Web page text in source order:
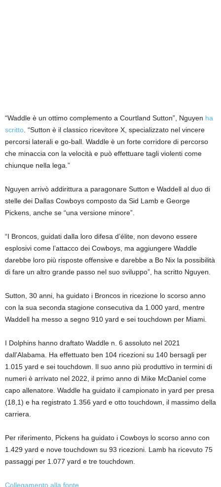
“Waddle è un ottimo complemento a Courtland Sutton”, Nguyen ha
scritto . “Sutton è il classico ricevitore X, specializzato nel vincere
percorsi laterali e go-ball. Waddle è un forte corridore di percorso
che minaccia con la velocità e può effettuare tagli violenti come
chiunque nella lega.”
Nguyen arrivò addirittura a paragonare Sutton e Waddell al duo di
stelle dei Dallas Cowboys composto da Sid Lamb e George
Pickens, anche se “una versione minore”.
“I Broncos, guidati dalla loro difesa d’élite, non devono essere
esplosivi come l’attacco dei Cowboys, ma aggiungere Waddle
darebbe loro più risposte offensive e darebbe a Bo Nix la possibilità
di fare un altro grande passo nel suo sviluppo”, ha scritto Nguyen.
Sutton, 30 anni, ha guidato i Broncos in ricezione lo scorso anno
con la sua seconda stagione consecutiva da 1.000 yard, mentre
Waddell ha messo a segno 910 yard e sei touchdown per Miami.
I Dolphins hanno draftato Waddle n. 6 assoluto nel 2021
dall’Alabama. Ha effettuato ben 104 ricezioni su 140 bersagli per
1.015 yard e sei touchdown. Il suo anno più produttivo in termini di
numeri è arrivato nel 2022, il primo anno di Mike McDaniel come
capo allenatore. Waddle ha guidato il campionato in yard per presa
(18,1) e ha registrato 1.356 yard e otto touchdown, il massimo della
carriera.
Per riferimento, Pickens ha guidato i Cowboys lo scorso anno con
1.429 yard e nove touchdown su 93 ricezioni. Lamb ha ricevuto 75
passaggi per 1.077 yard e tre touchdown.
Collegamento alla fonte